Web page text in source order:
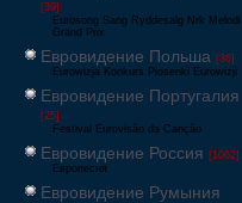
[39]
Eurosong Sang Ryddesalg Nrk Melodi
Grand Prix
Евровидение Польша [36]
Eurowizja Konkurs Piosenki Eurowizji
Евровидение Португалия
[25]
Festival Eurovisão da Canção
Евровидение Россия [1062]
Европесня
Евровидение Румыния